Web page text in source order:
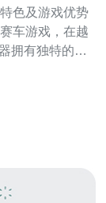
色及游戏优势
车游戏，在越
拥有独特的特
面都有独特的